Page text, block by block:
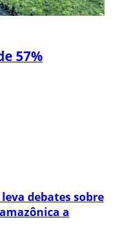
57%
debates sobre
a